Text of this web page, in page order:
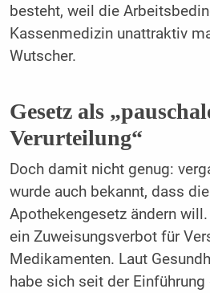
besteht, weil die
Kassenmedizin unattraktiv
Wutscher.
Gesetz als
Verurteilung“
Doch damit nicht genug:
wurde auch bekannt, dass
Apothekengesetz ändern
ein Zuweisungsverbot für
Medikamenten. Laut
habe sich seit der